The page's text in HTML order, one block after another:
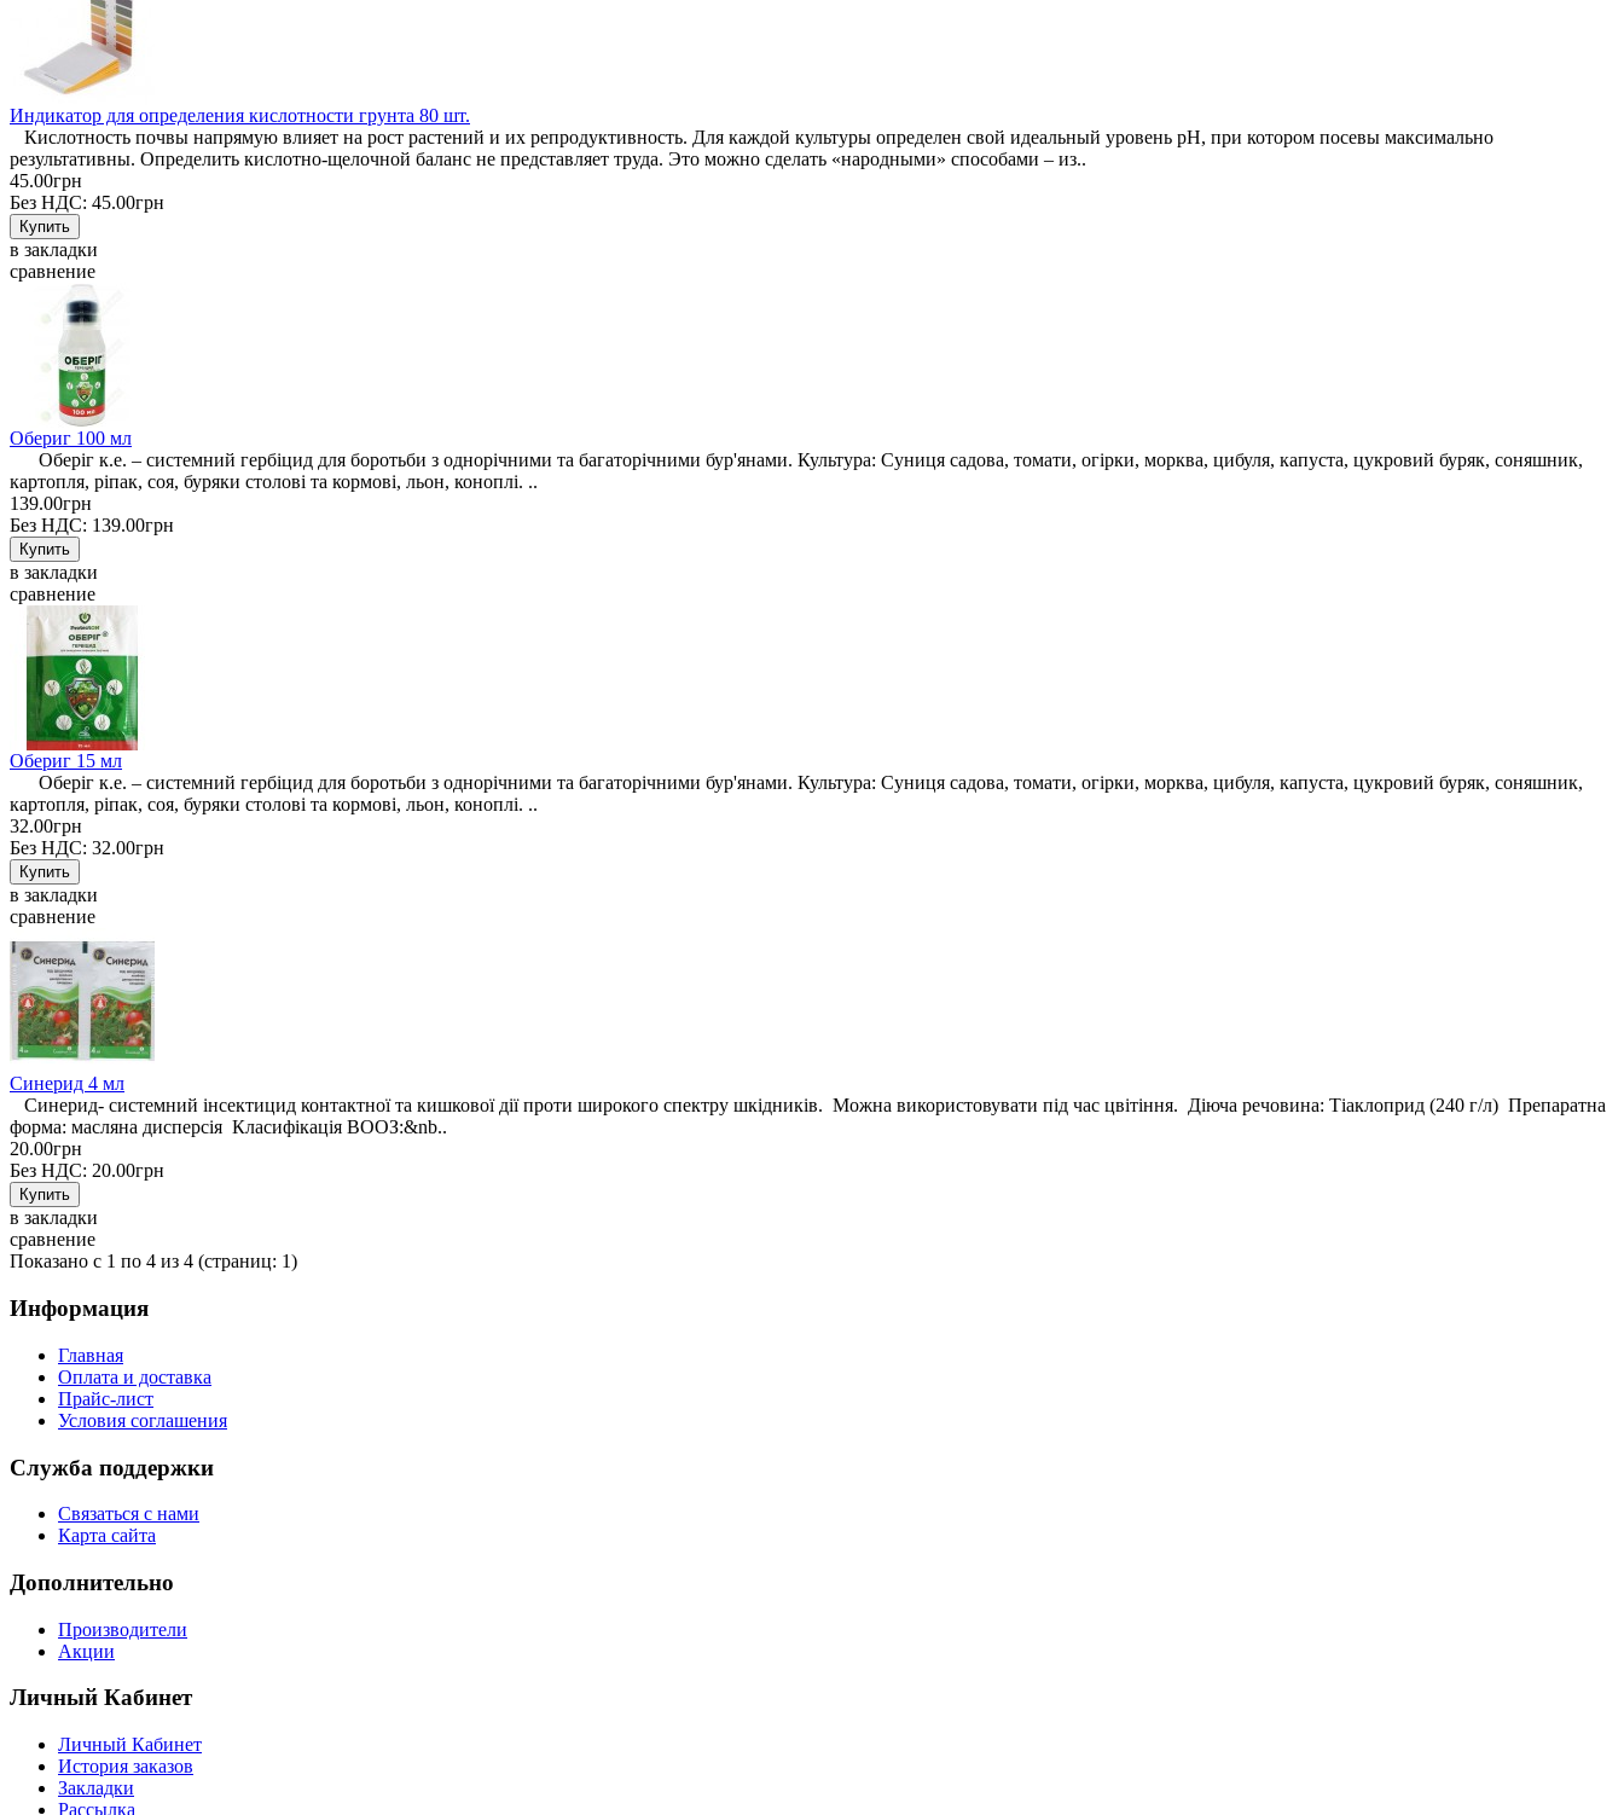
Индикатор для определения кислотности грунта 80 шт.
Кислотность почвы напрямую влияет на рост растений и их репродуктивность. Для каждой культуры определен свой идеальный уровень pH, при котором посевы максимально
результативны. Определить кислотно-щелочной баланс не представляет труда. Это можно сделать «народными» способами – из..
45.00грн
Без НДС: 45.00грн
в закладки
сравнение
Обериг 100 мл
Оберіг к.е. – системний гербіцид для боротьби з однорічними та багаторічними бур'янами. Культура: Суниця садова, томати, огірки, морква, цибуля, капуста, цукровий буряк, соняшник,
картопля, ріпак, соя, буряки столові та кормові, льон, коноплі. ..
139.00грн
Без НДС: 139.00грн
в закладки
сравнение
Обериг 15 мл
Оберіг к.е. – системний гербіцид для боротьби з однорічними та багаторічними бур'янами. Культура: Суниця садова, томати, огірки, морква, цибуля, капуста, цукровий буряк, соняшник,
картопля, ріпак, соя, буряки столові та кормові, льон, коноплі. ..
32.00грн
Без НДС: 32.00грн
в закладки
сравнение
Синерид 4 мл
Синерид- системний інсектицид контактної та кишкової дії проти широкого спектру шкідників. Можна використовувати під час цвітіння. Діюча речовина: Тіаклоприд (240 г/л) Препаратна
форма: масляна дисперсія Класифікація ВООЗ:&nb..
20.00грн
Без НДС: 20.00грн
в закладки
сравнение
Показано с 1 по 4 из 4 (страниц: 1)
Информация
Главная
Оплата и доставка
Прайс-лист
Условия соглашения
Служба поддержки
Связаться с нами
Карта сайта
Дополнительно
Производители
Акции
Личный Кабинет
Личный Кабинет
История заказов
Закладки
Рассылка